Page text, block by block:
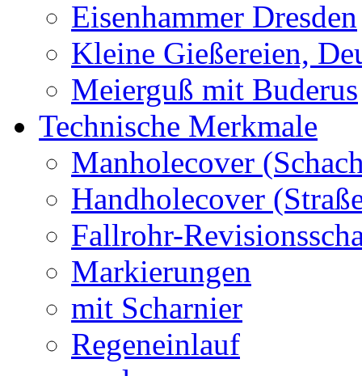
Eisenhammer Dresden
Kleine Gießereien,
Meierguß mit Buderus
Technische Merkmale
Manholecover
Handholecover
Fallrohr-
Markierungen
mit Scharnier
Regeneinlauf